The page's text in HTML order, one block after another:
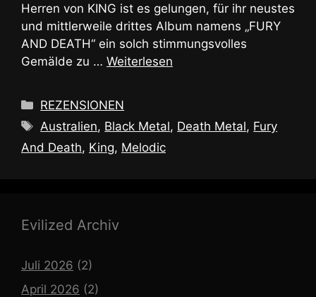
Herren von KING ist es gelungen, für ihr neustes
und mittlerweile drittes Album namens „FURY
AND DEATH“ ein solch stimmungsvolles
Gemälde zu … Weiterlesen
Kategorien
REZENSIONEN
Schlagwörter
Australien, Black Metal, Death Metal, Fury
And Death, King, Melodic
Evilized Archiv
Juli 2026 (2)
April 2026 (2)